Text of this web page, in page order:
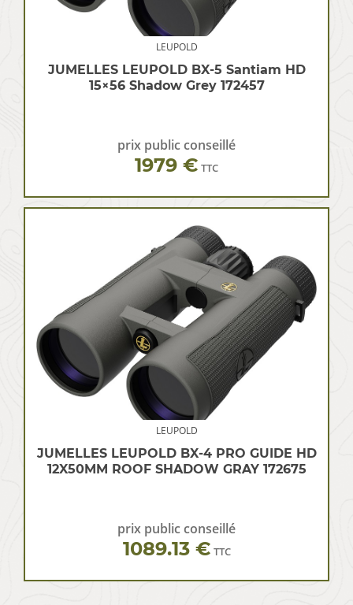
LEUPOLD
JUMELLES LEUPOLD BX-5 Santiam HD
15×56 Shadow Grey 172457
prix public conseillé
1979 € TTC
LEUPOLD
JUMELLES LEUPOLD BX-4 PRO GUIDE HD
12X50MM ROOF SHADOW GRAY 172675
prix public conseillé
1089.13 € TTC